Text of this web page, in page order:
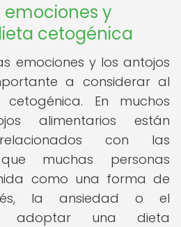
emociones y
cetogénica
emociones y los antojos
a considerar al
En muchos
alimentarios están
con las
muchas personas
como una forma de
la ansiedad o el
adoptar una dieta